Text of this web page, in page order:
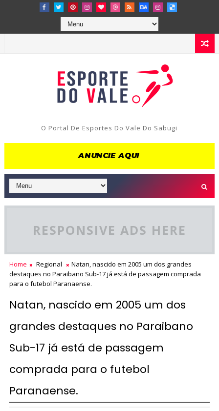
O Portal De Esportes Do Vale Do Sabugi
RESPONSIVE ADS HERE
Home Regional
Natan, nascido em 2005 um dos grandes
destaques no Paraibano Sub-17 já está de passagem comprada
para o futebol Paranaense.
Natan, nascido em 2005 um dos
grandes destaques no Paraibano
Sub-17 já está de passagem
comprada para o futebol
Paranaense.